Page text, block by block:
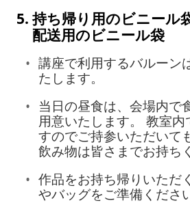
持ち帰り用のビニール
配送用のビニール袋
講座で利用するバルーン
たします。
当日の昼食は、会場内で
用意いたします。 教室
すのでご持参いただいて
飲み物は皆さまでお持ち
作品をお持ち帰りいただ
やバッグをご準備ください